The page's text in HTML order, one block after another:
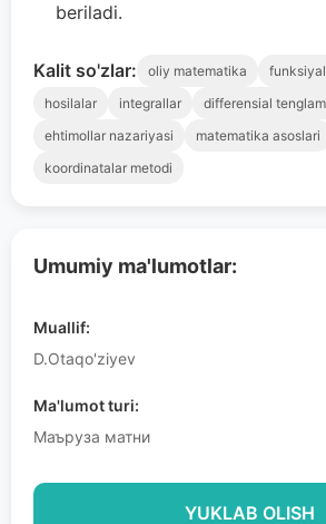
Umumiy ma'lumotlar:
Muallif:
D.Otaqo'ziyev
Ma'lumot turi:
Маъруза матни
YUKLAB OLISH
beriladi.
Kalit so'zlar: oliy matematika
hosilalar
integrallar
differensial
ehtimollar nazariyasi
matematika asoslari
koordinatalar metodi